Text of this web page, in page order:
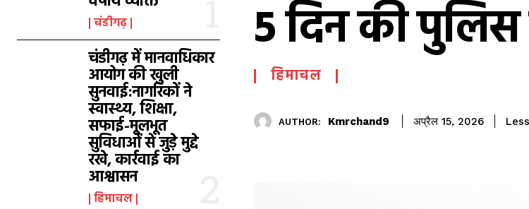
चंडीगढ़
चंडीगढ़ में मानवाधिकार
आयोग की खुली
सुनवाई:नागरिकों ने
स्वास्थ्य, शिक्षा,
सफाई-मूलभूत
सुविधाओं से जुड़े मुद्दे
रखे, कार्रवाई का
आश्वासन
हिमाचल
5 दिन की पुलिस
हिमाचल
AUTHOR: Kmrchand9 अप्रैल 15, 2026